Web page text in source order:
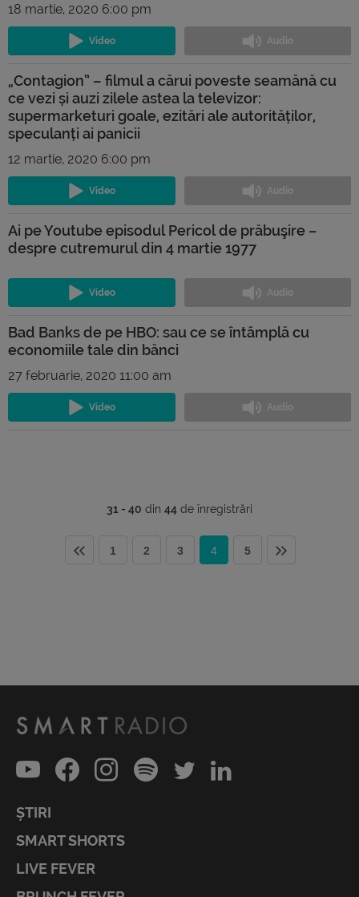
18 martie, 2020 6:00 pm
„Contagion” – filmul a cărui poveste seamănă cu
ce vezi și auzi zilele astea la televizor:
supermarketuri goale, ezitări ale autorităților,
speculanți ai panicii
12 martie, 2020 6:00 pm
Ai pe Youtube episodul Pericol de prăbuşire –
despre cutremurul din 4 martie 1977
Bad Banks de pe HBO: sau ce se întâmplă cu
economiile tale din bănci
27 februarie, 2020 11:00 am
31 - 40 din 44 de înregistrări
1 2 3 4 5
ȘTIRI
SMART SHORTS
LIVE FEVER